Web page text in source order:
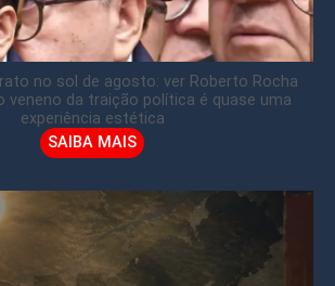
no sol de agosto: ver Roberto Rocha
veneno da traição política é quase uma
experiência estética
SAIBA MAIS